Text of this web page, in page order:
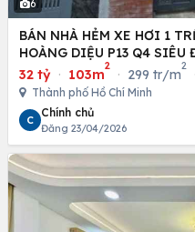
6
BÁN NHÀ HẺM XE HƠI 1
HOÀNG DIỆU P13 Q4 SIÊU
32 tỷ · 103m
2
· 299 tr/m
2
Thành phố Hồ Chí Minh
C
Chính chủ
Đăng 23/04/2026